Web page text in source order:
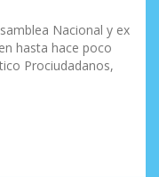
Nacional y ex
hasta hace poco
Prociudadanos,